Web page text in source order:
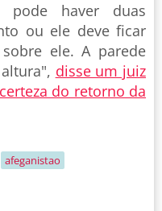
pode haver duas
ou ele deve ficar
ele. A parede
disse um juiz
do retorno da
afeganistao